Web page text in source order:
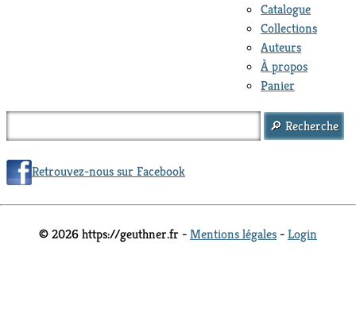
Catalogue
Collections
Auteurs
À propos
Panier
Retrouvez-nous sur Facebook
© 2026 https://geuthner.fr -Mentions légales -Login